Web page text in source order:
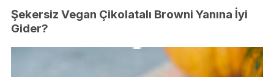
Şekersiz Vegan Çikolatalı Browni Yanına İyi
Gider?